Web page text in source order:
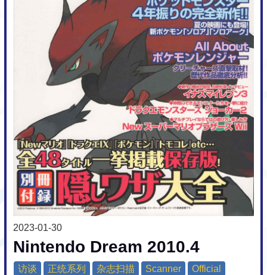
2023-01-30
Nintendo Dream 2010.4
访谈 正统系列 杂志扫描 Scanner Official